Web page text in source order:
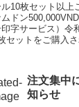
10枚セット以上
ドン
印字サービス）
セットをご購入さ
注文集中
知らせ